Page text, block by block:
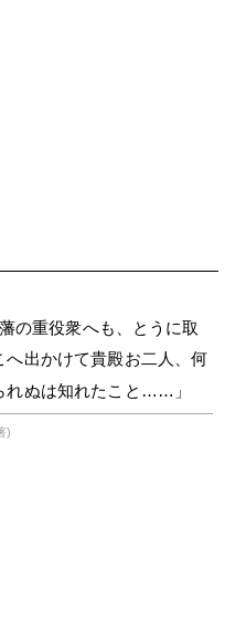
の重役衆へも、とうに取
へ出かけて貴殿お二人、何
れぬは知れたこと……」
)